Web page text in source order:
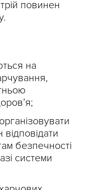
повинен
на
безпечності
системи